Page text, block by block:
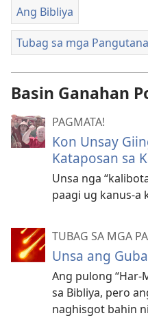
Ang Bibliya
Tubag sa mga
Basin Ganahan
PAGMATA!
Kon Unsay
Kataposan sa
Unsa nga
paagi ug kanus-a
TUBAG SA MGA
Unsa ang
Ang pulong “Har-
sa Bibliya, pero
naghisgot bahin